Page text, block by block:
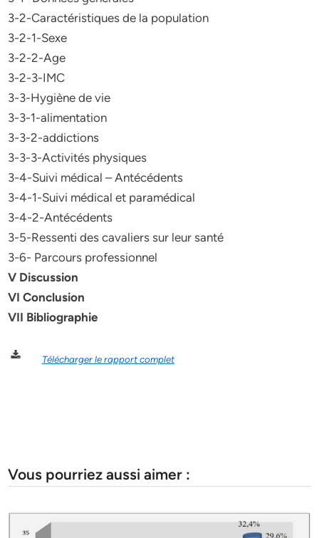
3-2-Caractéristiques de la population
3-2-1-Sexe
3-2-2-Age
3-2-3-IMC
3-3-Hygiène de vie
3-3-1-alimentation
3-3-2-addictions
3-3-3-Activités physiques
3-4-Suivi médical – Antécédents
3-4-1-Suivi médical et paramédical
3-4-2-Antécédents
3-5-Ressenti des cavaliers sur leur santé
3-6- Parcours professionnel
V Discussion
VI Conclusion
VII Bibliographie
Télécharger le rapport complet
Vous pourriez aussi aimer :